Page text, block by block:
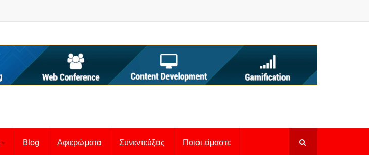
Blog Αφιερώματα Συνεντεύξεις Ποιοι είμαστε